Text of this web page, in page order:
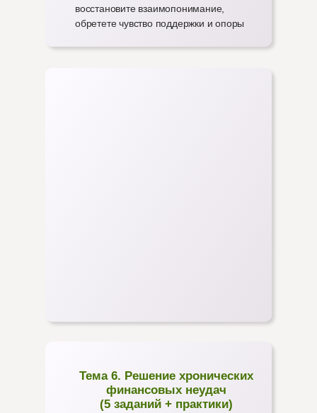
восстановите взаимопонимание,
обретете чувство поддержки и опоры
Тема 6. Решение хронических
финансовых неудач
(5 заданий + практики)